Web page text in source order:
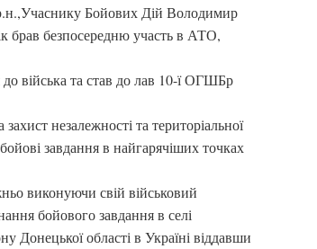
Бойових Дій Володимир
брав безпосередню участь в АТО,
війська та став до лав 10-ї ОГШБр
незалежності та територіальної
завдання в найгарячіших точках
виконуючи свій військовий
бойового завдання в селі
Донецької області в Україні віддавши